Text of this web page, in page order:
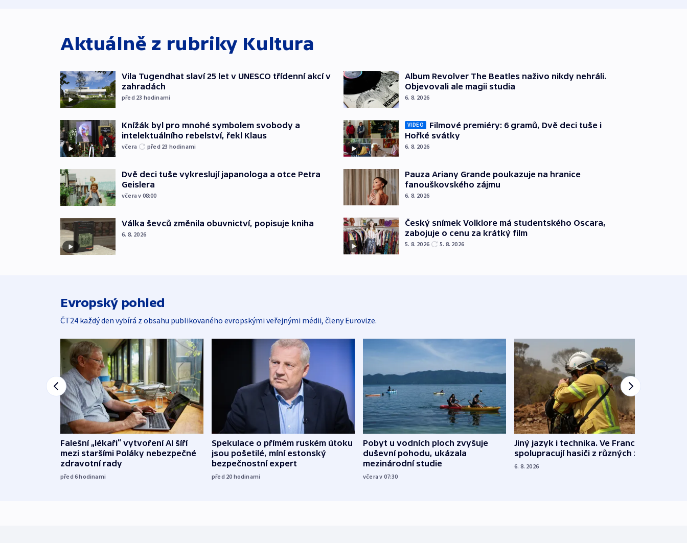
Aktuálně z rubriky Kultura
Vila Tugendhat slaví 25 let v UNESCO třídenní akcí v
zahradách
před 23 hodinami
Knížák byl pro mnohé symbolem svobody a
intelektuálního rebelství, řekl Klaus
včera před 23 hodinami
Dvě deci tuše vykreslují japanologa a otce Petra
Geislera
včera v 08:00
Válka ševců změnila obuvnictví, popisuje kniha
6. 8. 2026
Album Revolver The Beatles naživo nikdy nehráli.
Objevovali ale magii studia
6. 8. 2026
VIDEO
Filmové premiéry: 6 gramů, Dvě deci tuše i
Hořké svátky
6. 8. 2026
Pauza Ariany Grande poukazuje na hranice
fanouškovského zájmu
6. 8. 2026
Český snímek Volklore má studentského Oscara,
zabojuje o cenu za krátký film
5. 8. 2026 5. 8. 2026
Evropský pohled
ČT24 každý den vybírá z obsahu publikovaného evropskými veřejnými médii, členy Eurovize.
Falešní „lékaři“ vytvoření AI šíří
mezi staršími Poláky nebezpečné
zdravotní rady
před 6hodinami
Spekulace o přímém ruském útoku
jsou pošetilé, míní estonský
bezpečnostní expert
před 20 hodinami
Pobyt u vodních ploch zvyšuje
duševní pohodu, ukázala
mezinárodní studie
včera v 07:30
Jiný jazyk i technika. Ve Francii
spolupracují hasiči z různých zemí
6. 8. 2026